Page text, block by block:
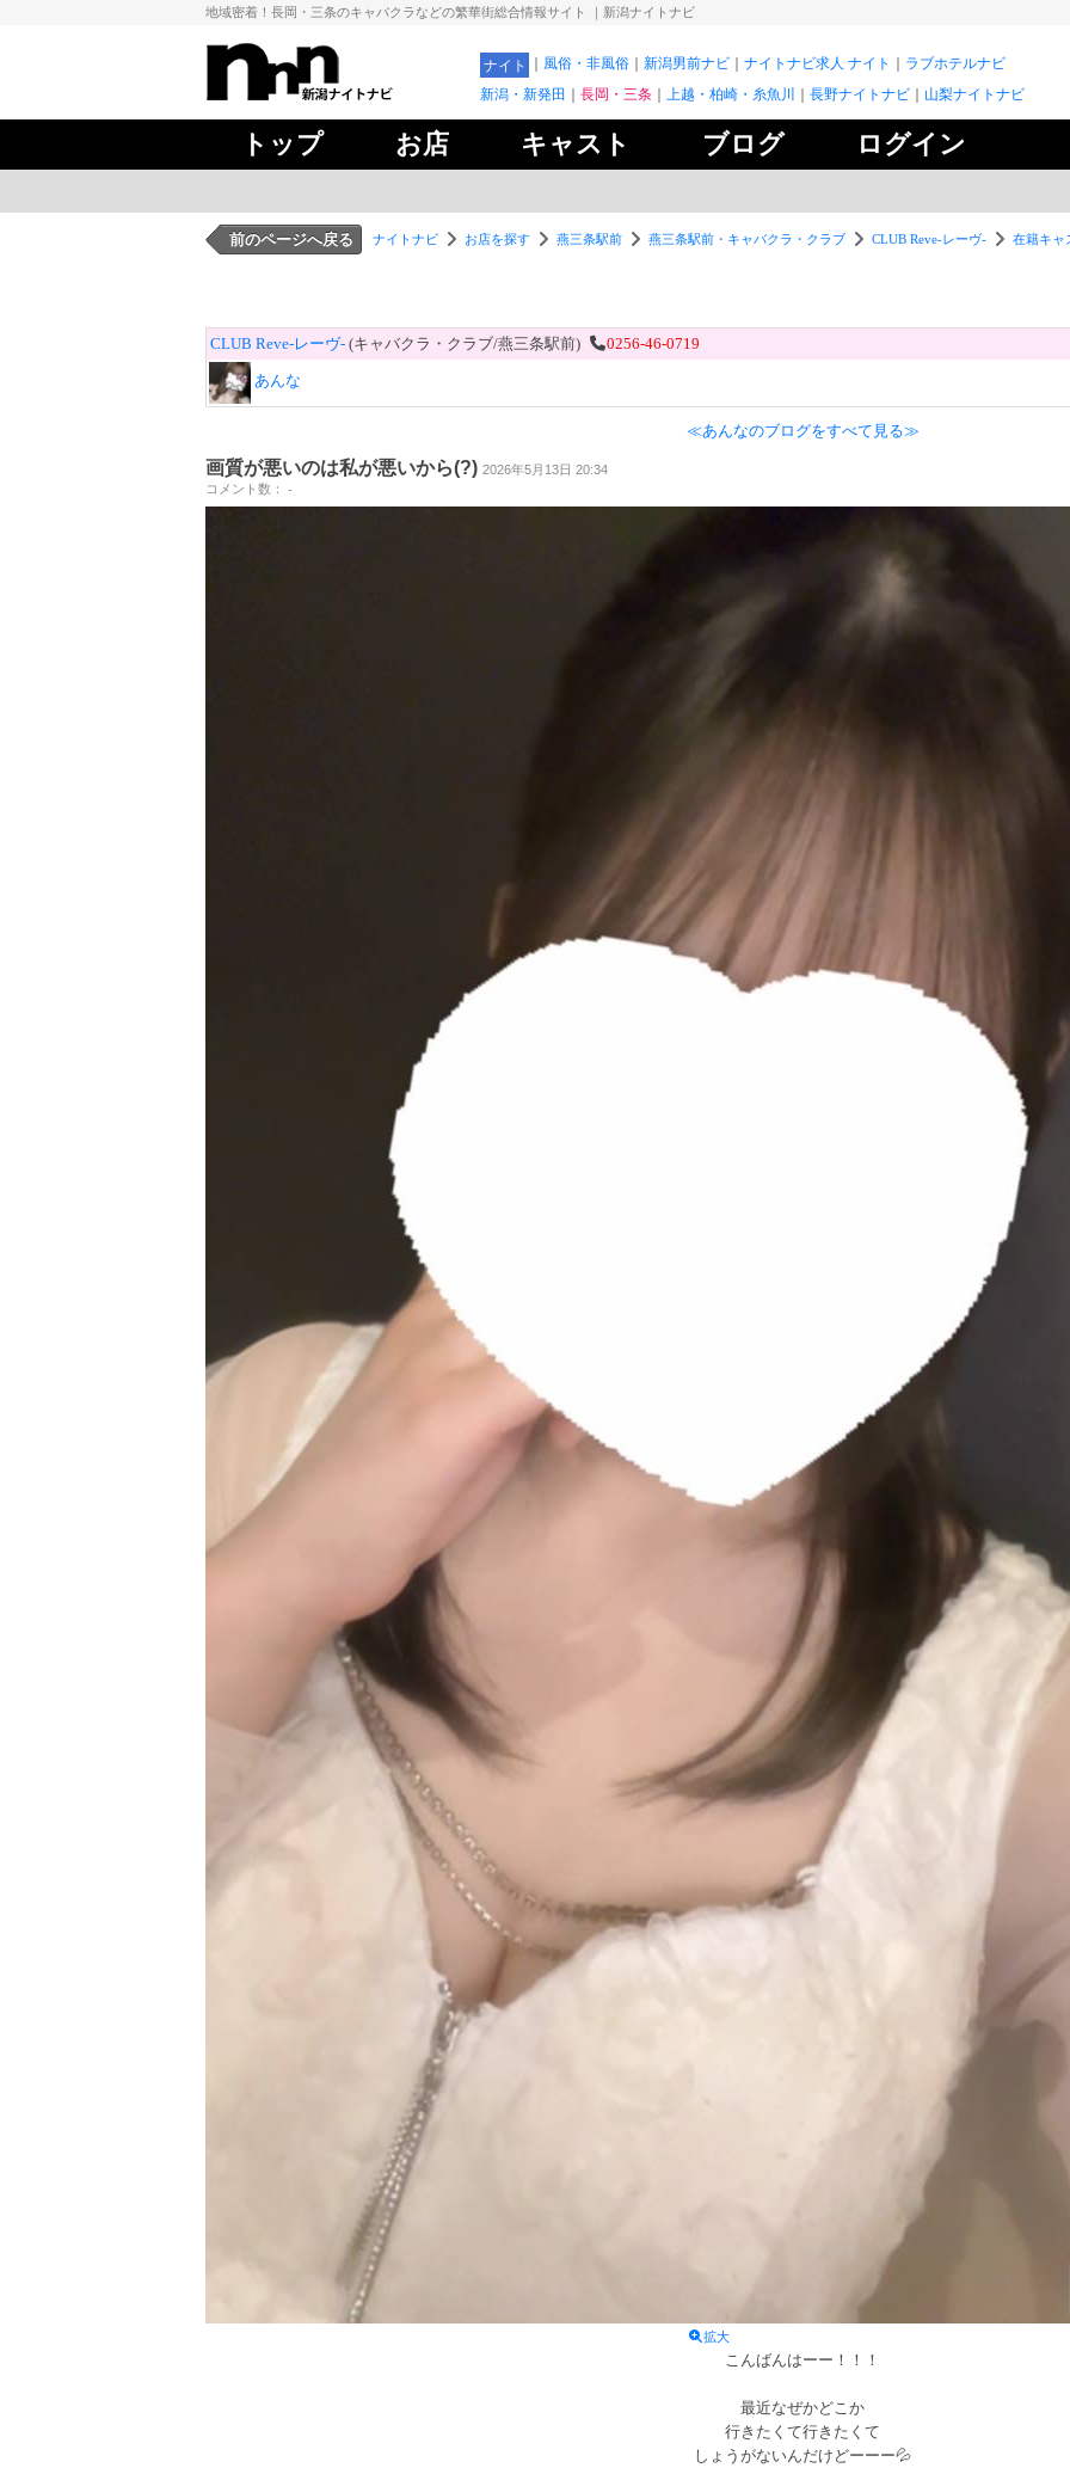
地域密着！長岡・三条のキャバクラなどの繁華街総合情報サイト ｜新潟ナイトナビ
ナイト 風俗・非風俗 新潟男前ナビ ナイトナビ求人 ナイト
ラブホテルナビ
新潟・新発田
長岡・三条 上越・柏崎・糸魚川 長野ナイトナビ 山梨ナイトナビ
トップ お店 キャスト ブログ ログイン
前のページへ戻る ナイトナビ お店を探す 燕三条駅前 燕三条駅前・キャバクラ・クラブ CLUB Reve-レーヴ- 在籍キャ
CLUB Reve-レーヴ- (キャバクラ・クラブ/燕三条駅前) 0256-46-0719
あんな
≪あんなのブログをすべて見る≫
画質が悪いのは私が悪いから(?) 2026年5月13日 20:34
コメント数： -
拡大
こんばんはーー！！！
最近なぜかどこか
行きたくて行きたくて
しょうがないんだけどーーー💦